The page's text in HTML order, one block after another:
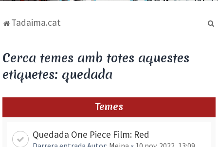
Tadaima.cat
Cerca temes amb totes aquestes
etiquetes: quedada
Temes
Quedada One Piece Film: Red